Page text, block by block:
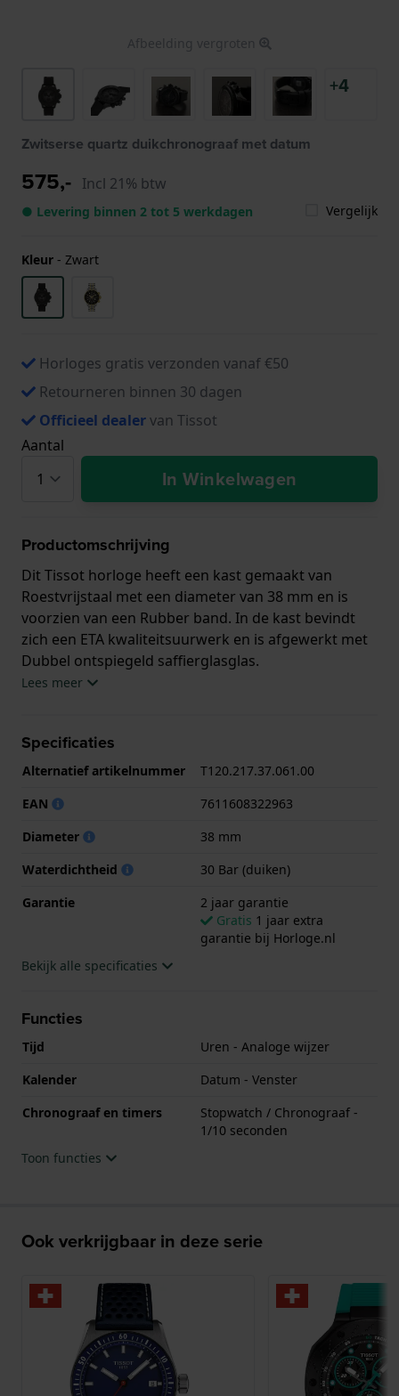
Afbeelding vergroten
+4
Zwitserse quartz duikchronograaf met datum
575,- Incl 21% btw
● Levering binnen 2 tot 5 werkdagen Vergelijk
Kleur - Zwart
Horloges gratis verzonden vanaf €50
Retourneren binnen 30 dagen
Officieel dealervan Tissot
Aantal
In Winkelwagen
Productomschrijving
Dit Tissot horloge heeft een kast gemaakt van
Roestvrijstaal met een diameter van 38 mm en is
voorzien van een Rubber band. In de kast bevindt
zich een ETA kwaliteitsuurwerk en is afgewerkt met
Dubbel ontspiegeld saffierglasglas.
horloge geleverd met 2 jaar garantie.
Lees meer
Specificaties
Alternatief artikelnummer
T120.217.37.061.00
EAN
7611608322963
Diameter
38 mm
Waterdichtheid
30 Bar (duiken)
Garantie
2 jaar garantie
Gratis 1 jaar extra
garantie bij Horloge.nl
Bekijk alle specificaties
Functies
Tijd
Uren - Analoge wijzer
Kalender
Datum - Venster
Chronograaf en timers
Stopwatch / Chronograaf -
1/10 seconden
Toon functies
Ook verkrijgbaar in deze serie